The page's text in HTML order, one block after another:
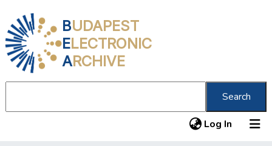
BUDAPEST
ELECTRONIC
ARCHIVE
Search
Log In (current)